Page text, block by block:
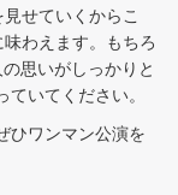
せていくからこ
わえます。もちろ
思いがしっかりと
いてください。
ひワンマン公演を